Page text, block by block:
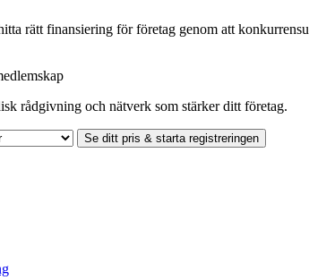
rätt finansiering för företag genom att
rådgivning och nätverk som stärker ditt företag.
Se ditt pris & starta registreringen